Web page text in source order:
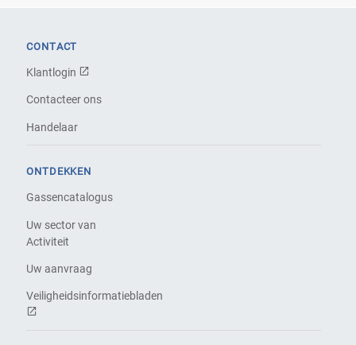
CONTACT
Klantlogin
Contacteer ons
Handelaar
ONTDEKKEN
Gassencatalogus
Uw sector van
Activiteit
Uw aanvraag
Veiligheidsinformatiebladen